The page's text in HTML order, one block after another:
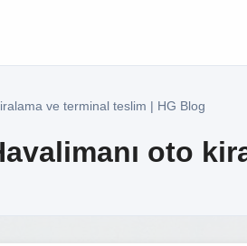
ve terminal teslim | HG Blog
oto